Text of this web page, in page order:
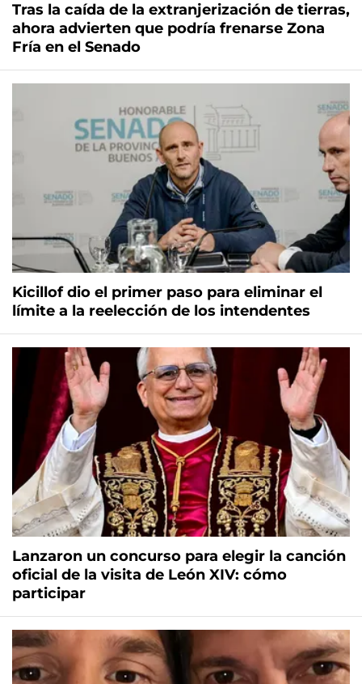
Tras la caída de la extranjerización de tierras,
ahora advierten que podría frenarse Zona
Fría en el Senado
Kicillof dio el primer paso para eliminar el
límite a la reelección de los intendentes
Lanzaron un concurso para elegir la canción
oficial de la visita de León XIV: cómo
participar